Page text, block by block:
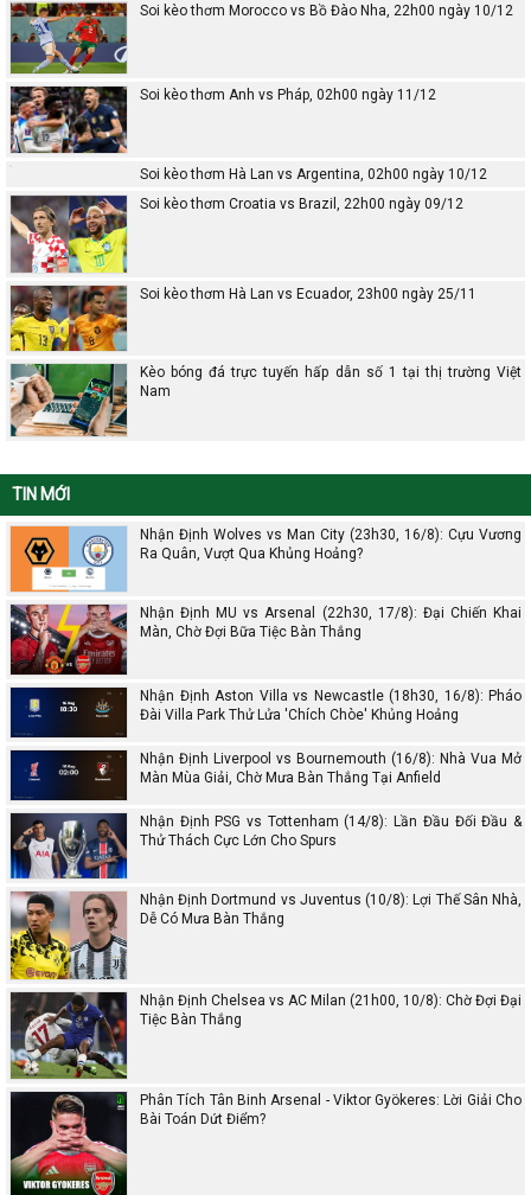
Soi kèo thơm Morocco vs Bồ Đào Nha, 22h00 ngày 10/12
Soi kèo thơm Anh vs Pháp, 02h00 ngày 11/12
Soi kèo thơm Hà Lan vs Argentina, 02h00 ngày 10/12
Soi kèo thơm Croatia vs Brazil, 22h00 ngày 09/12
Soi kèo thơm Hà Lan vs Ecuador, 23h00 ngày 25/11
Kèo bóng đá trực tuyến hấp dẫn số 1 tại thị trường Việt
Nam
TIN MỚI
Nhận Định Wolves vs Man City (23h30, 16/8): Cựu Vương
Ra Quân, Vượt Qua Khủng Hoảng?
Nhận Định MU vs Arsenal (22h30, 17/8): Đại Chiến Khai
Màn, Chờ Đợi Bữa Tiệc Bàn Thắng
Nhận Định Aston Villa vs Newcastle (18h30, 16/8): Pháo
Đài Villa Park Thử Lửa 'Chích Chòe' Khủng Hoảng
Nhận Định Liverpool vs Bournemouth (16/8): Nhà Vua Mở
Màn Mùa Giải, Chờ Mưa Bàn Thắng Tại Anfield
Nhận Định PSG vs Tottenham (14/8): Lần Đầu Đối Đầu &
Thử Thách Cực Lớn Cho Spurs
Nhận Định Dortmund vs Juventus (10/8): Lợi Thế Sân Nhà,
Dễ Có Mưa Bàn Thắng
Nhận Định Chelsea vs AC Milan (21h00, 10/8): Chờ Đợi Đại
Tiệc Bàn Thắng
Phân Tích Tân Binh Arsenal - Viktor Gyökeres: Lời Giải Cho
Bài Toán Dứt Điểm?